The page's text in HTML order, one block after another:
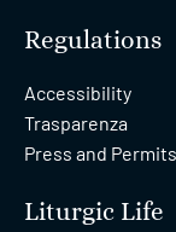
Regulations
Accessibility
Trasparenza
Press and Permits
Liturgic Life